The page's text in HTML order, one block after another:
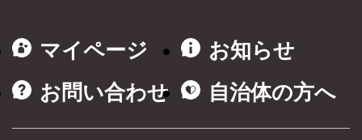
マイページ
お知らせ
お問い合わせ
自治体の方へ